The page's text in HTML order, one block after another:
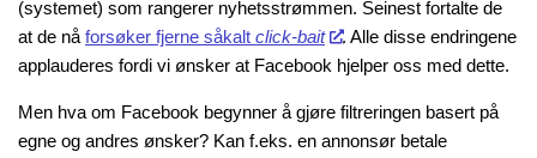
(systemet) som rangerer nyhetsstrømmen. Seinest fortalte de
at de nå forsøker fjerne såkalt click-bait
. Alle disse endringene
applauderes fordi vi ønsker at Facebook hjelper oss med dette.
Men hva om Facebook begynner å gjøre filtreringen basert på
egne og andres ønsker? Kan f.eks. en annonsør betale